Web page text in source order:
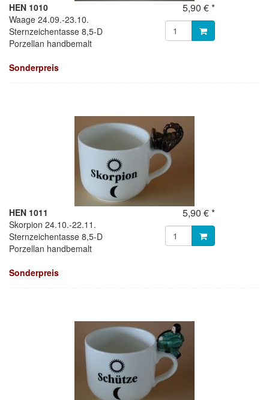
HEN 1010
Waage 24.09.-23.10.
Sternzeichentasse 8,5-D
Porzellan handbemalt
Sonderpreis
5,90 € *
HEN 1011
Skorpion 24.10.-22.11.
Sternzeichentasse 8,5-D
Porzellan handbemalt
Sonderpreis
5,90 € *